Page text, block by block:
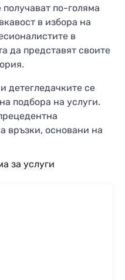
по-голяма
в избора на
в
да представят своите
детегледачките се
подбора на услуги.
връзки, основани на
за услуги